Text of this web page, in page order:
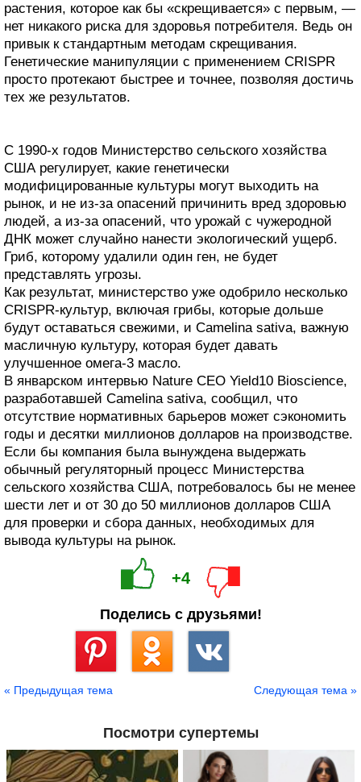
растения, которое как бы «скрещивается» с первым, —
нет никакого риска для здоровья потребителя. Ведь он
привык к стандартным методам скрещивания.
Генетические манипуляции с применением CRISPR
просто протекают быстрее и точнее, позволяя достичь
тех же результатов.
С 1990-х годов Министерство сельского хозяйства
США регулирует, какие генетически
модифицированные культуры могут выходить на
рынок, и не из-за опасений причинить вред здоровью
людей, а из-за опасений, что урожай с чужеродной
ДНК может случайно нанести экологический ущерб.
Гриб, которому удалили один ген, не будет
представлять угрозы.
Как результат, министерство уже одобрило несколько
CRISPR-культур, включая грибы, которые дольше
будут оставаться свежими, и Camelina sativa, важную
масличную культуру, которая будет давать
улучшенное омега-3 масло.
В январском интервью Nature CEO Yield10 Bioscience,
разработавшей Camelina sativa, сообщил, что
отсутствие нормативных барьеров может сэкономить
годы и десятки миллионов долларов на производстве.
Если бы компания была вынуждена выдержать
обычный регуляторный процесс Министерства
сельского хозяйства США, потребовалось бы не менее
шести лет и от 30 до 50 миллионов долларов США
для проверки и сбора данных, необходимых для
вывода культуры на рынок.
+4
Поделись с друзьями!
« Предыдущая тема Следующая тема »
Посмотри супертемы